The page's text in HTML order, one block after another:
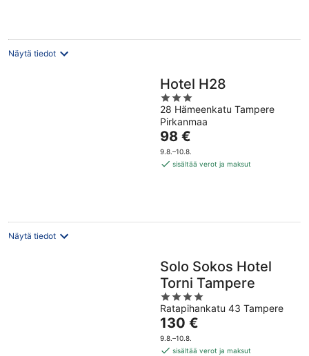
Näytä tiedot
Hotel H28
3
out
of
5
28 Hämeenkatu Tampere
Pirkanmaa
Hinta
on
98 €
98 €
9.8.–10.8.
sisältää verot ja maksut
Näytä tiedot
Solo Sokos Hotel
Torni Tampere
4
out
of
5
Ratapihankatu 43 Tampere
Hinta
on
130 €
130 €
9.8.–10.8.
sisältää verot ja maksut